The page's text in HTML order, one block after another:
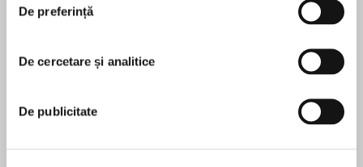
De preferință
De cercetare și analitice
De publicitate
rising diabetes epidemic and help millions of
diabetics, as well as those suffering with high
Fuhrman, M.D. Research director of the
Nutritional Research Foundation, shows you
În acest moment nu există recenzii
Joel Fuhrman
recognized expert on nutrition and natural healing,